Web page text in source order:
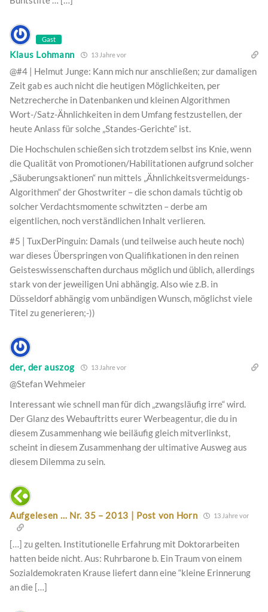
Gast
Klaus Lohmann 13 Jahre vor
@#4 | Helmut Junge: Kann mich nur anschließen; zur damaligen
Zeit gab es auch nicht die heutigen Möglichkeiten, per
Netzrecherche in Datenbanken und kleinen Algorithmen
Wort-/Satz-Ähnlichkeiten in dem Umfang festzustellen, der
heute Anlass für solche „Standes-Gerichte“ ist.
Die Hochschulen schießen sich trotzdem selbst ins Knie, wenn
die Qualität von Promotionen/Habilitationen aufgrund solcher
„Säuberungsaktionen“ nun mittels „Ähnlichkeitsvermeidungs-
Algorithmen“ der Ghostwriter – die schon damals tüchtig ob
solcher Verdachtsmomente schwitzten – derbe am
eigentlichen, noch verständlichen Inhalt verlieren.
#5 | TuxDerPinguin: Damals (und teilweise auch heute noch)
war dieses Überspringen von Qualifikationen in den reinen
Geisteswissenschaften durchaus möglich und üblich, allerdings
stark von der jeweiligen Uni abhängig. Also wie z.B. in
Düsseldorf abhängig vom unbändigen Wunsch, möglichst viele
Titel zu generieren;-))
der, der auszog 13 Jahre vor
@Stefan Wehmeier
Interessant wie schnell man für dich „zwangsläufig irre“ wird.
Der Glanz des Webauftritts eurer Werbeagentur, die du in
diesem Zusammenhang wie beiläufig gleich mitverlinkst,
scheint in diesem Zusammenhang der ultimative Ausweg aus
diesem Dilemma zu sein.
Aufgelesen … Nr. 35 – 2013 | Post von Horn 13 Jahre vor
[…] zu gelten. Institutionelle Erfahrung mit Doktorarbeiten
hatten beide nicht. Aus: Ruhrbarone b. Ein Traum von einem
Sozialdemokraten Krause liefert dann eine “kleine Erinnerung
an die […]